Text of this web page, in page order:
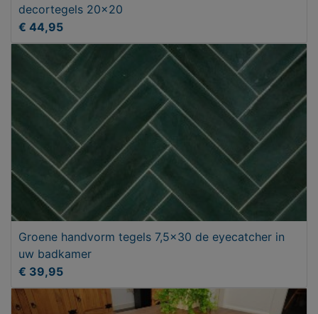
decortegels 20x20
€ 44,95
Groene handvorm tegels 7,5x30 de eyecatcher in
uw badkamer
€ 39,95